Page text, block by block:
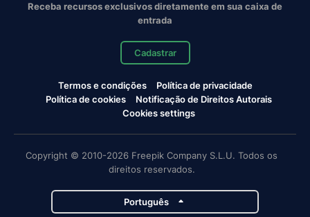
Receba recursos exclusivos diretamente em sua caixa de
entrada
Cadastrar
Termos e condições
Política de privacidade
Política de cookies
Notificação de Direitos Autorais
Cookies settings
Copyright © 2010-2026 Freepik Company S.L.U. Todos os
direitos reservados.
Português